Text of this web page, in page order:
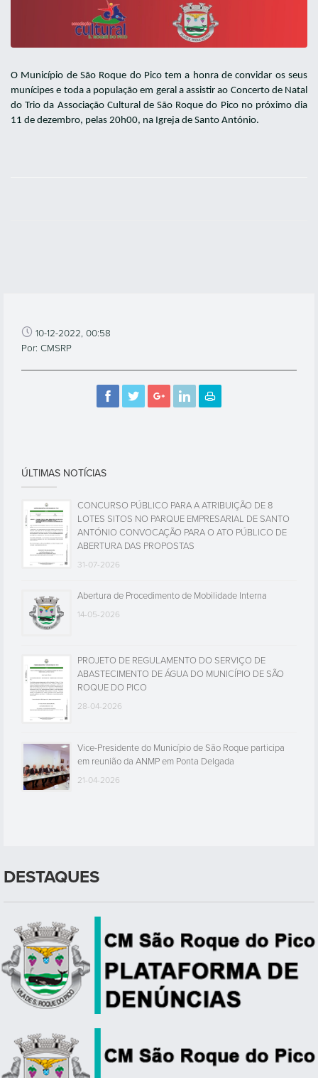
O Município de São Roque do Pico tem a honra de convidar os seus
munícipes e toda a população em geral a assistir ao Concerto de Natal
do Trio da Associação Cultural de São Roque do Pico no próximo dia
11 de dezembro, pelas 20h00, na Igreja de Santo António.
10-12-2022, 00:58
Por: CMSRP
ÚLTIMAS NOTÍCIAS
CONCURSO PÚBLICO PARA A ATRIBUIÇÃO DE 8
LOTES SITOS NO PARQUE EMPRESARIAL DE SANTO
ANTÓNIO CONVOCAÇÃO PARA O ATO PÚBLICO DE
ABERTURA DAS PROPOSTAS
31-07-2026
Abertura de Procedimento de Mobilidade Interna
14-05-2026
PROJETO DE REGULAMENTO DO SERVIÇO DE
ABASTECIMENTO DE ÁGUA DO MUNICÍPIO DE SÃO
ROQUE DO PICO
28-04-2026
Vice-Presidente do Município de São Roque participa
em reunião da ANMP em Ponta Delgada
21-04-2026
DESTAQUES